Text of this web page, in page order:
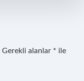
Gerekli alanlar * ile